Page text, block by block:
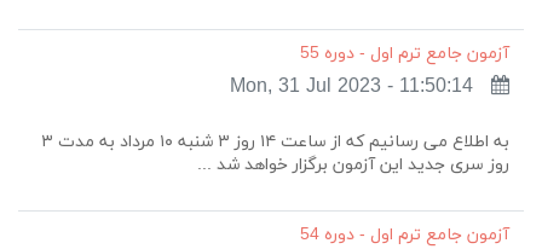
آزمون جامع ترم اول - دوره 55
Mon, 31 Jul 2023 - 11:50:14
به اطلاع می رسانیم که از ساعت ۱۴ روز ۳ شنبه ۱۰ مرداد به مدت ۳
روز سری جدید این آزمون برگزار خواهد شد ...
آزمون جامع ترم اول - دوره 54